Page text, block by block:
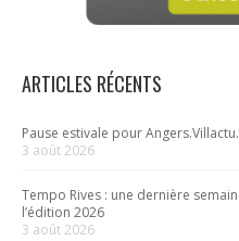
ARTICLES RÉCENTS
Pause estivale pour
3 août 2026
Tempo Rives : une dernière
l’édition 2026
3 août 2026